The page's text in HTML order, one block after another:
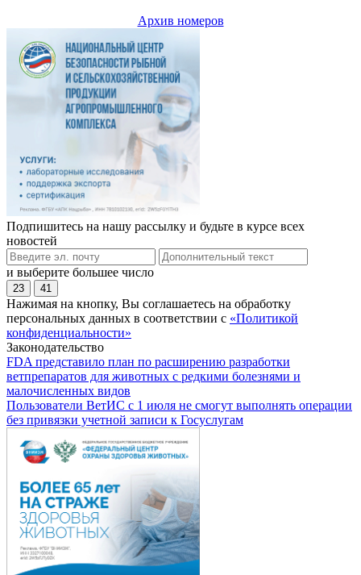
Архив номеров
Подпишитесь на нашу рассылку и будьте в курсе всех
новостей
и выберите большее число
23 41
Нажимая на кнопку, Вы соглашаетесь на обработку
персональных данных в соответствии с «Политикой
конфиденциальности»
Законодательство
FDA представило план по расширению разработки
ветпрепаратов для животных с редкими болезнями и
малочисленных видов
Пользователи ВетИС с 1 июля не смогут выполнять операции
без привязки учетной записи к Госуслугам